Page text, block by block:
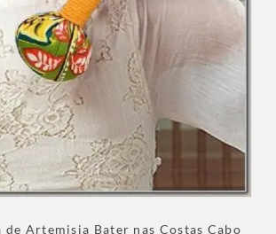
Artemisia Bater nas Costas Cabo